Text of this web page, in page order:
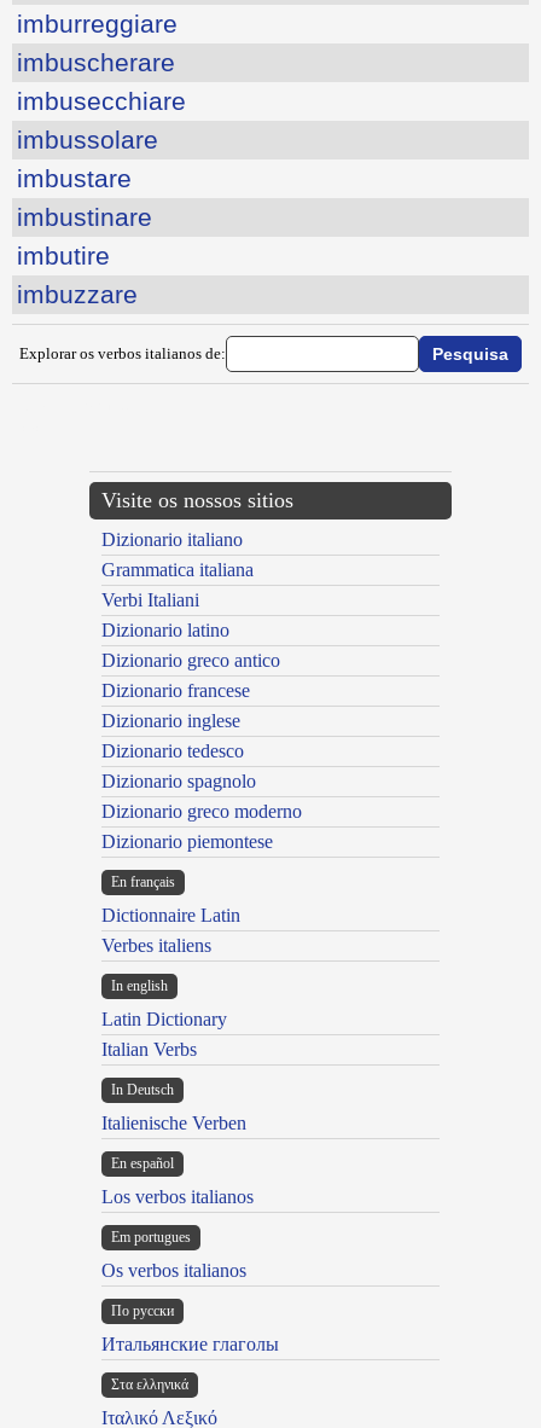
imburreggiare
imbuscherare
imbusecchiare
imbussolare
imbustare
imbustinare
imbutire
imbuzzare
Explorar os verbos italianos de:
Visite os nossos sitios
Dizionario italiano
Grammatica italiana
Verbi Italiani
Dizionario latino
Dizionario greco antico
Dizionario francese
Dizionario inglese
Dizionario tedesco
Dizionario spagnolo
Dizionario greco moderno
Dizionario piemontese
En français
Dictionnaire Latin
Verbes italiens
In english
Latin Dictionary
Italian Verbs
In Deutsch
Italienische Verben
En español
Los verbos italianos
Em portugues
Os verbos italianos
По русски
Итальянские глаголы
Στα ελληνικά
Ιταλικό Λεξικό